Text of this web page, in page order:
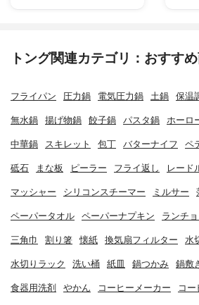
トング関連カテゴリ：おすす
フライパン 圧力鍋 電気圧力鍋 土鍋 保温
無水鍋 揚げ物鍋 餃子鍋 パスタ鍋 ホーロ
中華鍋 スキレット 包丁 バターナイフ ペ
砥石 まな板 ピーラー フライ返し レード
マッシャー シリコンスチーマー ミルサー
ペーパータオル ペーパーナプキン ランチ
三角巾 割り箸 懐紙 換気扇フィルター 水
水切りラック 洗い桶 紙皿 鍋つかみ 鍋敷
食器用洗剤 やかん コーヒーメーカー コー